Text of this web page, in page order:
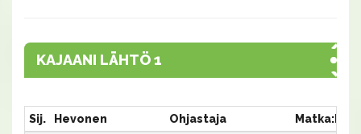
KAJAANI LÄHTÖ 1
Sij. Hevonen Ohjastaja